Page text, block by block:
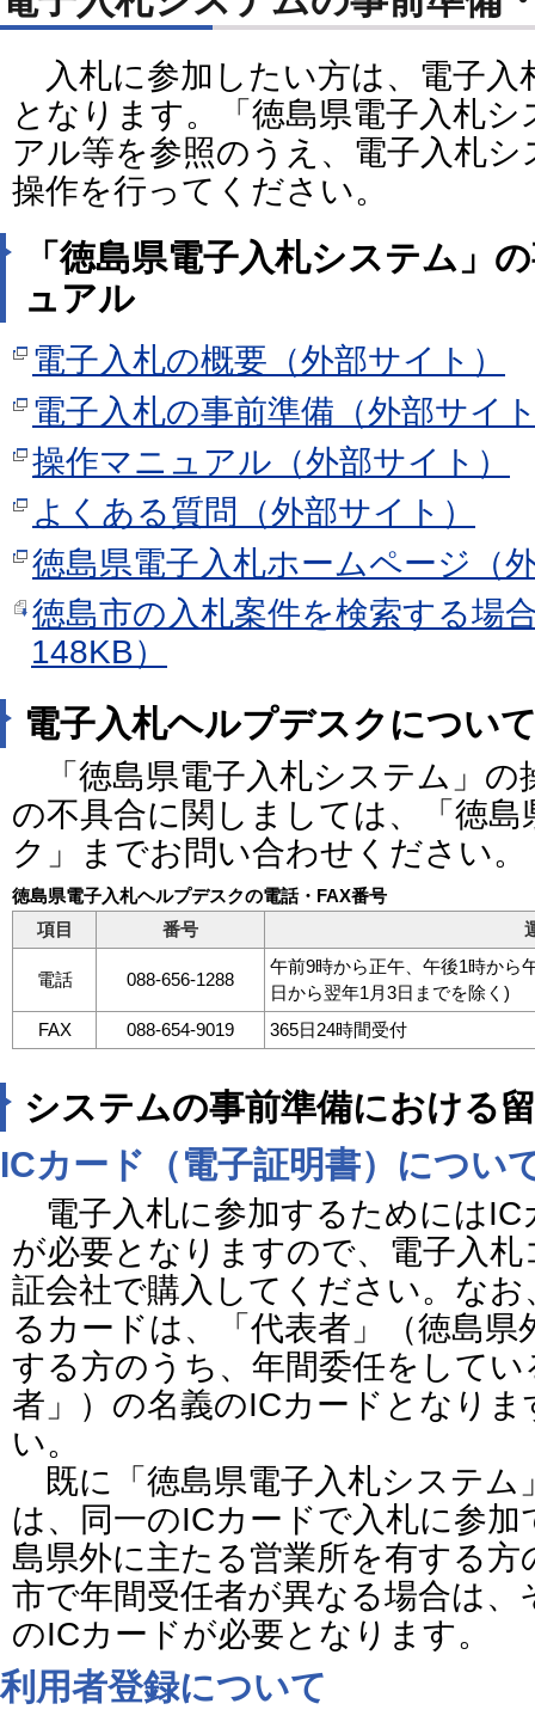
入札に参加したい方は、電子入
となります。「徳島県電子入札
アル等を参照のうえ、電子入札
操作を行ってください。
「徳島県電子入札システム」
ュアル
電子入札の概要（外部サイト）
電子入札の事前準備（外部サイ
操作マニュアル（外部サイト）
よくある質問（外部サイト）
徳島県電子入札ホームページ（
徳島市の入札案件を検索する場
148KB）
電子入札ヘルプデスクについ
「徳島県電子入札システム」の
の不具合に関しましては、「徳
ク」までお問い合わせください。
徳島県電子入札ヘルプデスクの電話・FAX番号
項目
番号
電話 088-656-1288
午前9時から正午、午後1時から
日から翌年1月3日までを除く)
FAX
088-654-9019 365日24時間受付
システムの事前準備における
ICカード（電子証明書）につい
電子入札に参加するためにはIC
が必要となりますので、電子入
証会社で購入してください。な
るカードは、「代表者」（徳島
する方のうち、年間委任をして
者」）の名義のICカードとなり
い。
既に「徳島県電子入札システム
は、同一のICカードで入札に参
島県外に主たる営業所を有する
市で年間受任者が異なる場合は
のICカードが必要となります。
利用者登録について